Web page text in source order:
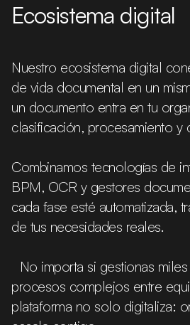
Ecosistema digital
Nuestro ecosistema digital
de vida documental en un
un documento entra en tu
clasificación, procesamiento y
Combinamos tecnologías de
BPM, OCR y gestores
cada fase esté automatizada,
de tus necesidades reales.
No importa si gestionas
procesos complejos entre
plataforma no solo digitaliza: